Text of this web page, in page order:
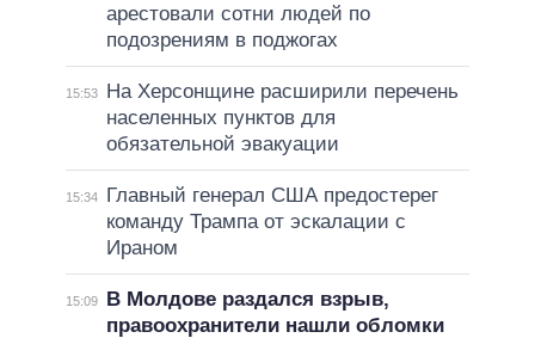
арестовали сотни людей по
подозрениям в поджогах
15:53
На Херсонщине расширили перечень
населенных пунктов для
обязательной эвакуации
15:34
Главный генерал США предостерег
команду Трампа от эскалации с
Ираном
15:09
В Молдове раздался взрыв,
правоохранители нашли обломки